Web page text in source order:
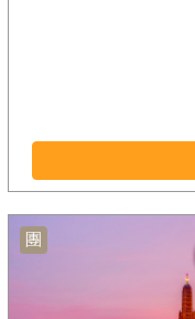
團